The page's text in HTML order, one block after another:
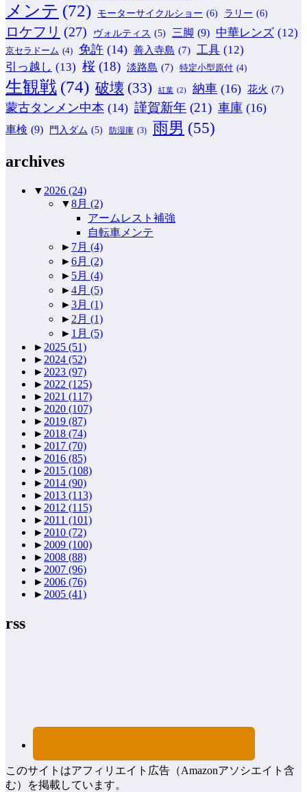
メンテ (72) モーターサイクルショー (6) ラリー (6)
ロケフリ (27) ヴォルティス (5) 三脚 (9) 中華レンズ (12)
京セラドーム (4) 免許 (14) 善入寺島 (7) 工具 (12)
引っ越し (13) 桜 (18) 淡路島 (7) 特定小型原付 (4)
生観戦 (74) 破壊 (33) 紅葉 (2) 納車 (16) 花火 (7)
蒙古タンメン中本 (14) 謹賀新年 (21) 車庫 (16)
車検 (9) 門入ダム (5) 防湿庫 (3) 雨男 (55)
archives
▼ 2026 (24)
▼8月 (2)
アームレスト補強
自転車メンテ
► 7月 (4)
►6月 (2)
► 5月 (4)
►4月 (5)
►3月 (1)
► 2月 (1)
► 1月 (5)
► 2025 (51)
► 2024 (52)
► 2023 (97)
► 2022 (125)
► 2021 (117)
► 2020 (107)
► 2019 (87)
► 2018 (74)
► 2017 (70)
► 2016 (85)
► 2015 (108)
► 2014 (90)
► 2013 (113)
► 2012 (115)
► 2011 (101)
► 2010 (72)
► 2009 (100)
► 2008 (88)
► 2007 (96)
► 2006 (76)
► 2005 (41)
rss
このサイトはアフィリエイト広告（Amazonアソシエイト含
む）を掲載しています。